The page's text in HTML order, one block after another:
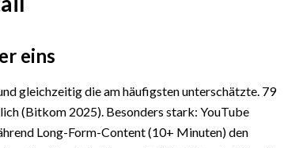
eins
gleichzeitig die am häufigsten unterschätzte. 79
(Bitkom 2025). Besonders stark: YouTube
Long-Form-Content (10+ Minuten) den